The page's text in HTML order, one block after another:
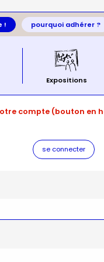
! pourquoi adhérer ?
Expositions
compte (bouton en
se connecter